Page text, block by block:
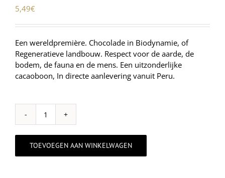
5,49€
Een wereldpremière. Chocolade in Biodynamie, of
Regeneratieve landbouw. Respect voor de aarde, de
bodem, de fauna en de mens. Een uitzonderlijke
cacaoboon, In directe aanlevering vanuit Peru.
63%
met
TOEVOEGEN AAN WINKELWAGEN